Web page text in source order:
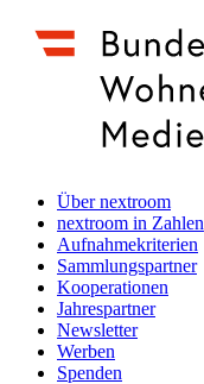
Über nextroom
nextroom in Zahlen
Aufnahmekriterien
Sammlungspartner
Kooperationen
Jahrespartner
Newsletter
Werben
Spenden